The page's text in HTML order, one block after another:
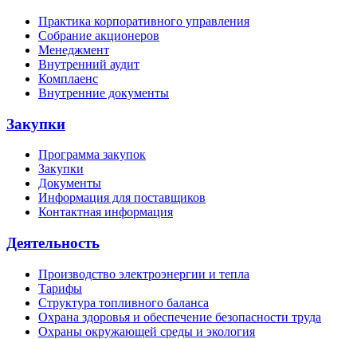
Практика корпоративного управления
Собрание акционеров
Менеджмент
Внутренний аудит
Комплаенс
Внутренние документы
Закупки
Программа закупок
Закупки
Документы
Информация для поставщиков
Контактная информация
Деятельность
Производство электроэнергии и тепла
Тарифы
Структура топливного баланса
Охрана здоровья и обеспечение безопасности труда
Охраны окружающей среды и экология